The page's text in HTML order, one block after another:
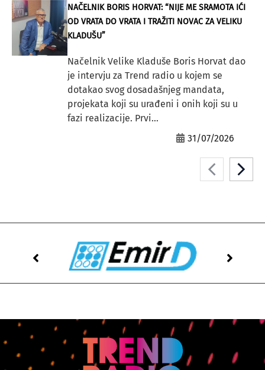
NAČELNIK BORIS HORVAT: “NIJE ME SRAMOTA IĆI
OD VRATA DO VRATA I TRAŽITI NOVAC ZA VELIKU
KLADUŠU”
Načelnik Velike Kladuše Boris Horvat dao
je intervju za Trend radio u kojem se
dotakao svog dosadašnjeg mandata,
projekata koji su urađeni i onih koji su u
fazi realizacije. Prvi...
31/07/2026